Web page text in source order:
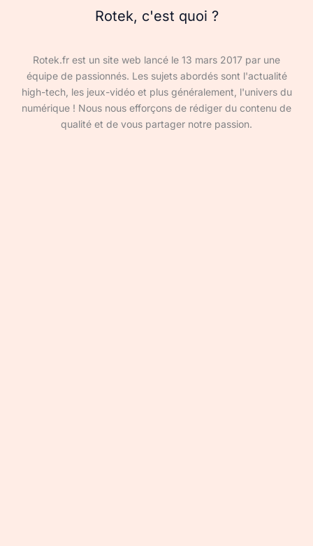
Rotek, c'est quoi ?
Rotek.fr est un site web lancé le 13 mars 2017 par une
équipe de passionnés. Les sujets abordés sont l'actualité
high-tech, les jeux-vidéo et plus généralement, l'univers du
numérique ! Nous nous efforçons de rédiger du contenu de
qualité et de vous partager notre passion.